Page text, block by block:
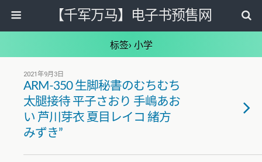
【千军万马】电子书预售网
标签› 小学
2021年9月3日
ARM-350 生脚秘書のむちむち
太腿接待 平子さおり 手嶋あお
い 芦川芽衣 夏目レイコ 緒方
みずき”